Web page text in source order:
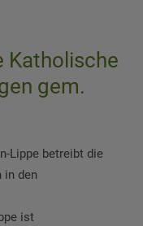
Katholische
gem.
Lippe betreibt die
in den
ist